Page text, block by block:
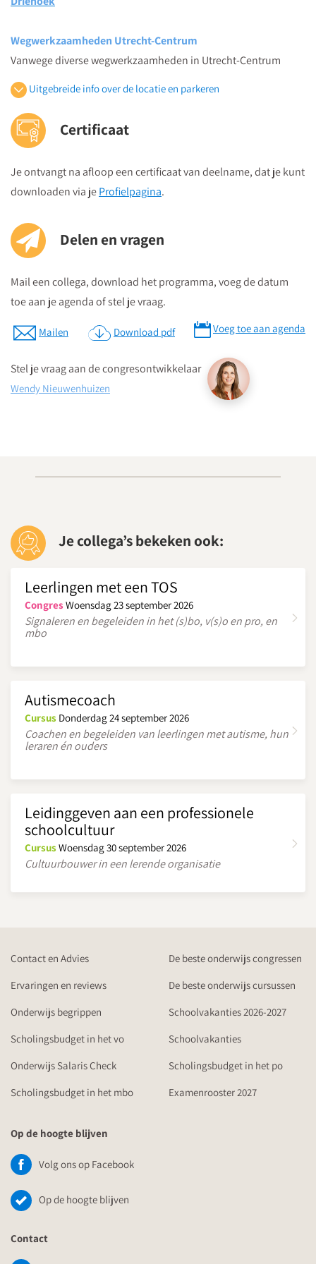
tonen hoe standpunten verharden en verbinding verdwijnt.
Met herkenbare voorbeelden laten ze zien hoe dialoog helpt
theaterstuk geregisseerd.
15:50
Afsluiting door dagvoorzitter
16:00
Einde congres
Wegwerkzaamheden Utrecht-Centrum
Vanwege diverse wegwerkzaamheden in Utrecht-Centrum
raden wij je aan met het openbaar vervoer naar deze locatie te
komen. Indien je met de auto wenst te komen verwijzen wij je
voor de actuele stand van zaken naar:
http://www.cu2030.nl/actueel/werkzaamheden.
Met de auto
Utrecht Centrum aanhouden, nabij Hoog Catharijne
Parkeergarage Hoog Catharijne P1 aan de Spoorstraat 22;
dag en nacht geopend
Parkeergarage Hoog Catharijne P3 aan de Stationsstraat
152; dag en nacht geopend
Parkeergarage Hoog Catharijne P4 aan de Stationsstraat
29; dag en nacht geopend
Parkeergarage Hoog Catharijne P5 aan de Daalsesingel 71
(ingang Noord) of Catharijnesingel 55 (ingang Zuid); dag en
nacht geopend
over en ga rechtsaf. Loop rechtdoor, na 130 meter ziet je aan je
linkerhand een kerk met 2 identieke torens. Links van de kerk
de Driehoek.
Download routebeschrijving
Uitgebreide info over de locatie en parkeren
Certificaat
Je ontvangt na afloop een certificaat van deelname, dat je kunt
downloaden via jeProfielpagina.
Delen en vragen
Mail een collega, download het programma, voeg de datum
toe aan je agenda of stel je vraag.
Mailen Download pdf Voeg toe aan agenda
Stel je vraag aan de congresontwikkelaar
Wendy Nieuwenhuizen
Je collega’s bekeken ook:
Leerlingen met een TOS
Congres Woensdag 23 september 2026
Signaleren en begeleiden in het (s)bo, v(s)o en pro, en
mbo
Autismecoach
Cursus Donderdag 24 september 2026
Coachen en begeleiden van leerlingen met autisme, hun
leraren én ouders
Leidinggeven aan een professionele
schoolcultuur
CursusWoensdag 30 september 2026
Cultuurbouwer in een lerende organisatie
Contact en Advies
De beste onderwijs congressen
Ervaringen en reviews
De beste onderwijs cursussen
Onderwijs begrippen
Schoolvakanties 2026-2027
Scholingsbudget in het vo
Schoolvakanties
Onderwijs Salaris Check
Scholingsbudget in het po
Scholingsbudget in het mbo
Examenrooster 2027
Op de hoogte blijven
Volg ons op Facebook
Op de hoogte blijven
Contact